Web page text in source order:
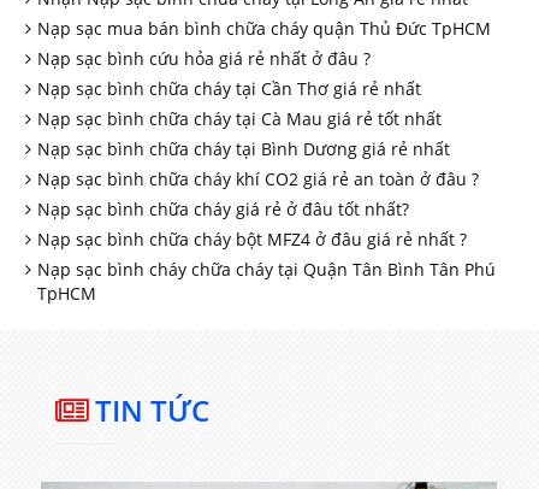
Nạp sạc mua bán bình chữa cháy quận Thủ Đức TpHCM
Nạp sạc bình cứu hỏa giá rẻ nhất ở đâu ?
Nạp sạc bình chữa cháy tại Cần Thơ giá rẻ nhất
Nạp sạc bình chữa cháy tại Cà Mau giá rẻ tốt nhất
Nạp sạc bình chữa cháy tại Bình Dương giá rẻ nhất
Nạp sạc bình chữa cháy khí CO2 giá rẻ an toàn ở đâu ?
Nạp sạc bình chữa cháy giá rẻ ở đâu tốt nhất?
Nạp sạc bình chữa cháy bột MFZ4 ở đâu giá rẻ nhất ?
Nạp sạc bình cháy chữa cháy tại Quận Tân Bình Tân Phú
TpHCM
TIN TỨC